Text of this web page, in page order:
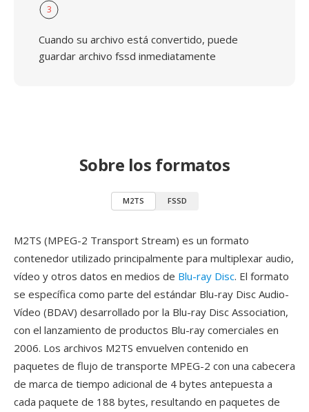
3
Cuando su archivo está convertido, puede
guardar archivo fssd inmediatamente
Sobre los formatos
M2TS FSSD
M2TS (MPEG-2 Transport Stream) es un formato
contenedor utilizado principalmente para multiplexar audio,
vídeo y otros datos en medios de Blu-ray Disc. El formato
se específica como parte del estándar Blu-ray Disc Audio-
Vídeo (BDAV) desarrollado por la Blu-ray Disc Association,
con el lanzamiento de productos Blu-ray comerciales en
2006. Los archivos M2TS envuelven contenido en
paquetes de flujo de transporte MPEG-2 con una cabecera
de marca de tiempo adicional de 4 bytes antepuesta a
cada paquete de 188 bytes, resultando en paquetes de